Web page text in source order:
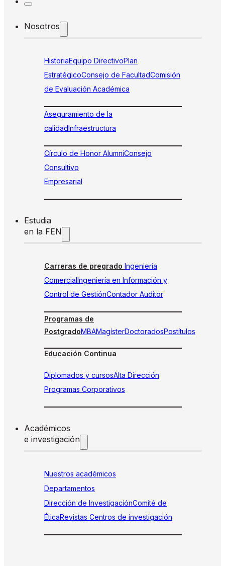
Nosotros
HistoriaEquipo DirectivoPlan
EstratégicoConsejo de FacultadComisión
de Evaluación Académica
Aseguramiento de la
calidadInfraestructura
Círculo de Honor AlumniConsejo
Consultivo
Empresarial
Estudia
en la FEN
Carreras de pregrado Ingeniería
ComercialIngeniería en Información y
Control de GestiónContador Auditor
Programas de
PostgradoMBAMagísterDoctoradosPostítulos
Educación Continua
Diplomados y cursosAlta Dirección
Programas Corporativos
Académicos
e investigación
Nuestros académicos
Departamentos
Dirección de InvestigaciónComité de
ÉticaRevistas Centros de investigación